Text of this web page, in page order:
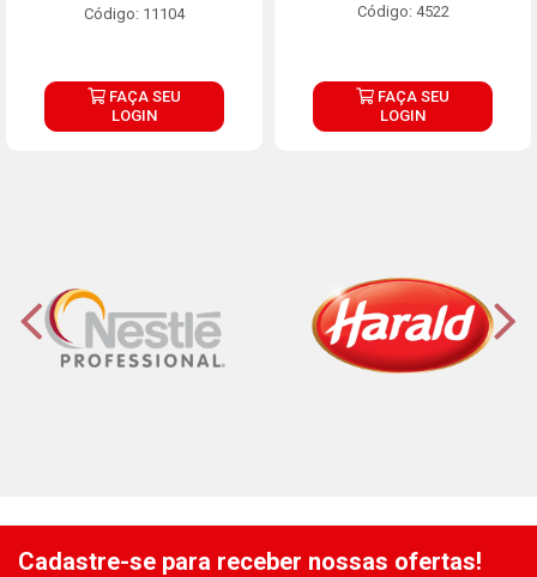
Código: 11104
FAÇA SEU
LOGIN
Código: 4522
FAÇA SEU
LOGIN
Cadastre-se para receber nossas ofertas!